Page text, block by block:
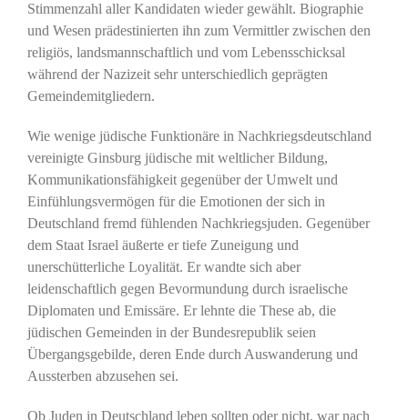
Stimmenzahl aller Kandidaten wieder gewählt. Biographie
und Wesen prädestinierten ihn zum Vermittler zwischen den
religiös, landsmannschaftlich und vom Lebensschicksal
während der Nazizeit sehr unterschiedlich geprägten
Gemeindemitgliedern.
Wie wenige jüdische Funktionäre in Nachkriegsdeutschland
vereinigte Ginsburg jüdische mit weltlicher Bildung,
Kommunikationsfähigkeit gegenüber der Umwelt und
Einfühlungsvermögen für die Emotionen der sich in
Deutschland fremd fühlenden Nachkriegsjuden. Gegenüber
dem Staat Israel äußerte er tiefe Zuneigung und
unerschütterliche Loyalität. Er wandte sich aber
leidenschaftlich gegen Bevormundung durch israelische
Diplomaten und Emissäre. Er lehnte die These ab, die
jüdischen Gemeinden in der Bundesrepublik seien
Übergangsgebilde, deren Ende durch Auswanderung und
Aussterben abzusehen sei.
Ob Juden in Deutschland leben sollten oder nicht, war nach